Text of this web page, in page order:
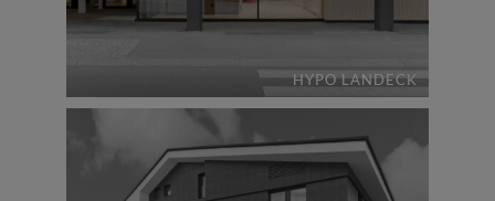
HYPO LANDECK